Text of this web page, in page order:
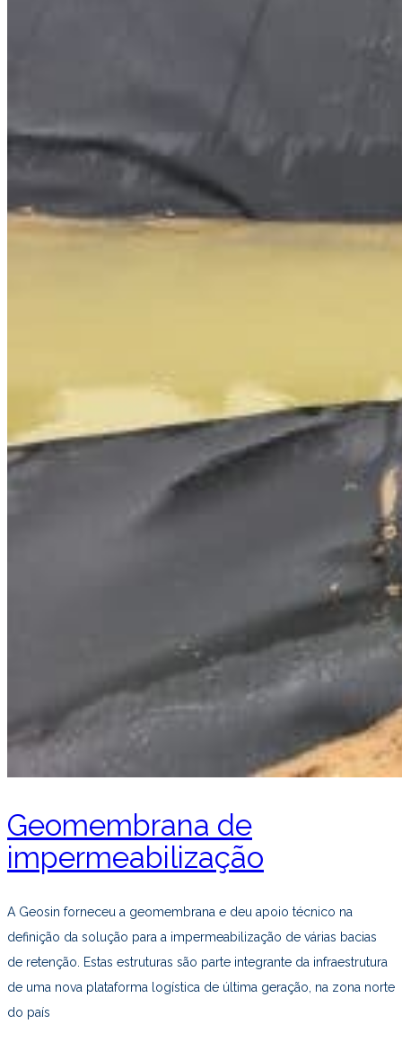
Geomembrana de
impermeabilização
A Geosin forneceu a geomembrana e deu apoio técnico na
definição da solução para a impermeabilização de várias bacias
de retenção. Estas estruturas são parte integrante da infraestrutura
de uma nova plataforma logística de última geração, na zona norte
do país